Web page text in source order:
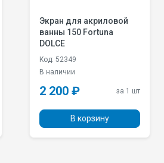
Экран для акриловой
ванны 150 Fortuna
DOLCE
Код: 52349
В наличии
2 200 ₽ за 1 шт
В корзину